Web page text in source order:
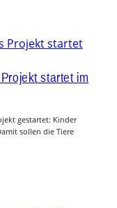
startet im
gestartet: Kinder
sollen die Tiere